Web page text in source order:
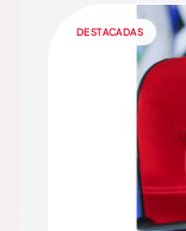
DESTACADAS